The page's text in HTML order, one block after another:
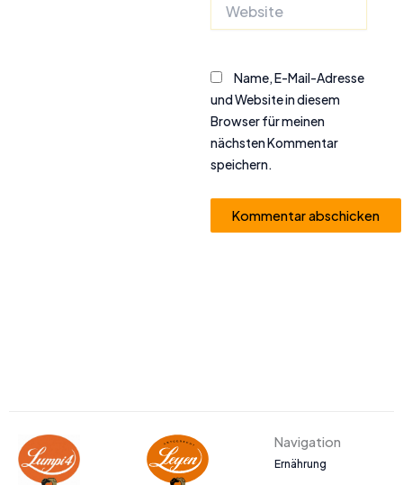
Name, E-Mail-Adresse
und Website in diesem
Browser für meinen
nächsten Kommentar
speichern.
Navigation
Ernährung